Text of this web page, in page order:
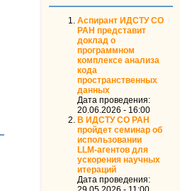
Аспирант ИДСТУ СО
РАН представит
доклад о
программном
комплексе анализа
кода
пространственных
данных
Дата проведения:
20.06.2026 - 16:00
В ИДСТУ СО РАН
пройдет семинар об
использовании
LLM‑агентов для
ускорения научных
итераций
Дата проведения: